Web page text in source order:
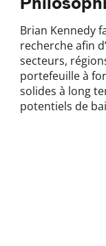
Brian Kennedy
recherche afin
secteurs,
portefeuille à
solides à long
potentiels de